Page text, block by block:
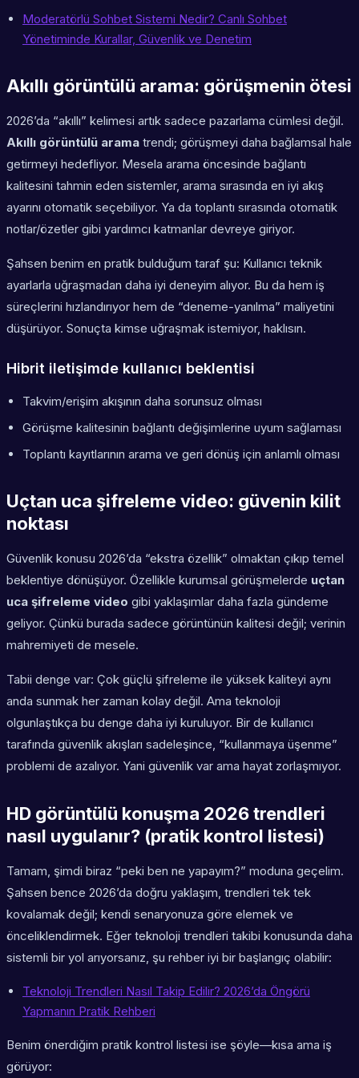
Moderatörlü Sohbet Sistemi Nedir? Canlı Sohbet
Yönetiminde Kurallar, Güvenlik ve Denetim
Akıllı görüntülü arama: görüşmenin ötesi
2026’da “akıllı” kelimesi artık sadece pazarlama cümlesi değil.
Akıllı görüntülü arama trendi; görüşmeyi daha bağlamsal hale
getirmeyi hedefliyor. Mesela arama öncesinde bağlantı
kalitesini tahmin eden sistemler, arama sırasında en iyi akış
ayarını otomatik seçebiliyor. Ya da toplantı sırasında otomatik
notlar/özetler gibi yardımcı katmanlar devreye giriyor.
Şahsen benim en pratik bulduğum taraf şu: Kullanıcı teknik
ayarlarla uğraşmadan daha iyi deneyim alıyor. Bu da hem iş
süreçlerini hızlandırıyor hem de “deneme-yanılma” maliyetini
düşürüyor. Sonuçta kimse uğraşmak istemiyor, haklısın.
Hibrit iletişimde kullanıcı beklentisi
Takvim/erişim akışının daha sorunsuz olması
Görüşme kalitesinin bağlantı değişimlerine uyum sağlaması
Toplantı kayıtlarının arama ve geri dönüş için anlamlı olması
Uçtan uca şifreleme video: güvenin kilit
noktası
Güvenlik konusu 2026’da “ekstra özellik” olmaktan çıkıp temel
beklentiye dönüşüyor. Özellikle kurumsal görüşmelerde uçtan
uca şifreleme video gibi yaklaşımlar daha fazla gündeme
geliyor. Çünkü burada sadece görüntünün kalitesi değil; verinin
mahremiyeti de mesele.
Tabii denge var: Çok güçlü şifreleme ile yüksek kaliteyi aynı
anda sunmak her zaman kolay değil. Ama teknoloji
olgunlaştıkça bu denge daha iyi kuruluyor. Bir de kullanıcı
tarafında güvenlik akışları sadeleşince, “kullanmaya üşenme”
problemi de azalıyor. Yani güvenlik var ama hayat zorlaşmıyor.
HD görüntülü konuşma 2026 trendleri
nasıl uygulanır? (pratik kontrol listesi)
Tamam, şimdi biraz “peki ben ne yapayım?” moduna geçelim.
Şahsen bence 2026’da doğru yaklaşım, trendleri tek tek
kovalamak değil; kendi senaryonuza göre elemek ve
önceliklendirmek. Eğer teknoloji trendleri takibi konusunda daha
sistemli bir yol arıyorsanız, şu rehber iyi bir başlangıç olabilir:
Teknoloji Trendleri Nasıl Takip Edilir? 2026’da Öngörü
Yapmanın Pratik Rehberi
Benim önerdiğim pratik kontrol listesi ise şöyle—kısa ama iş
görüyor: